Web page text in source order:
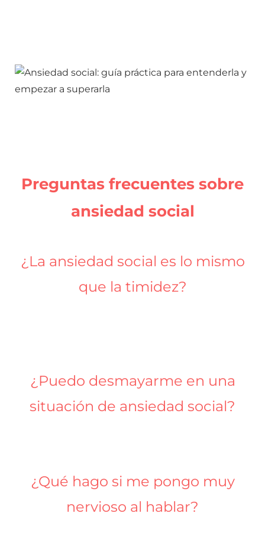
Preguntas frecuentes sobre
ansiedad social
¿La ansiedad social es lo mismo
que la timidez?
¿Puedo desmayarme en una
situación de ansiedad social?
¿Qué hago si me pongo muy
nervioso al hablar?